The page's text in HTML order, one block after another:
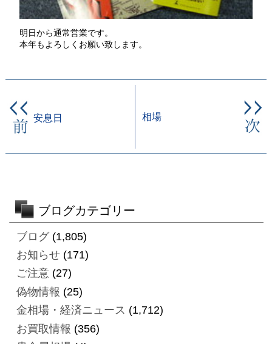
明日から通常営業です。
本年もよろしくお願い致します。
安息日 相場
ブログカテゴリー
ブログ(1,805)
お知らせ(171)
ご注意(27)
偽物情報 (25)
金相場・経済ニュース (1,712)
お買取情報 (356)